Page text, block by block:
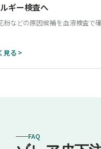
ギー検査へ
粉などの原因候補を血液検査で
見る >
FAQ